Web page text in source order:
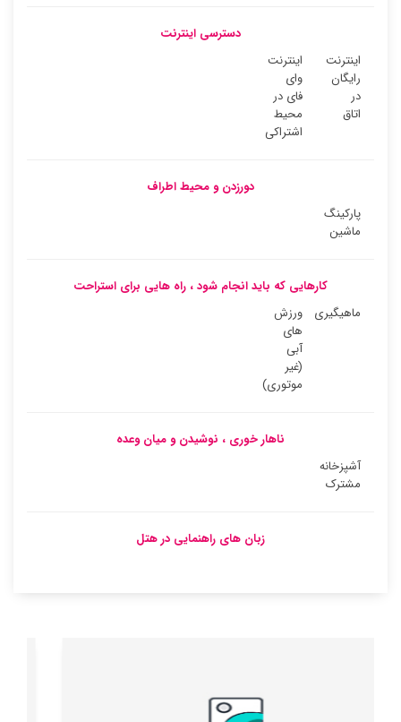
دسترسی اینترنت
اینترنت
رایگان
در
اتاق
اینترنت
وای
فای در
محیط
اشتراکی
دورزدن و محیط اطراف
پارکینگ
ماشین
کارهایی که باید انجام شود ، راه هایی برای استراحت
ماهیگیری
ورزش
های
آبی
(غیر
موتوری)
ناهار خوری ، نوشیدن و میان وعده
آشپزخانه
مشترک
زبان های راهنمایی در هتل